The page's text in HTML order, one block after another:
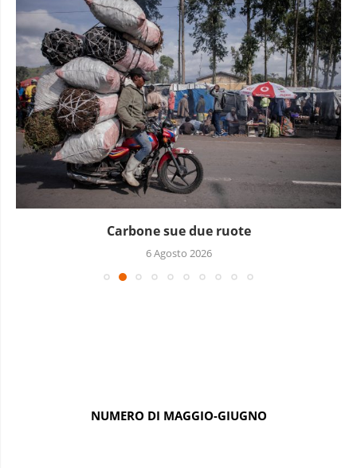
Una mattina al forno
5 Agosto 2026
NUMERO DI MAGGIO-GIUGNO